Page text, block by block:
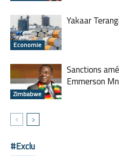
Economie
Yakaar
Zimbabwe
Sanctions
Emmerson
#Exclu